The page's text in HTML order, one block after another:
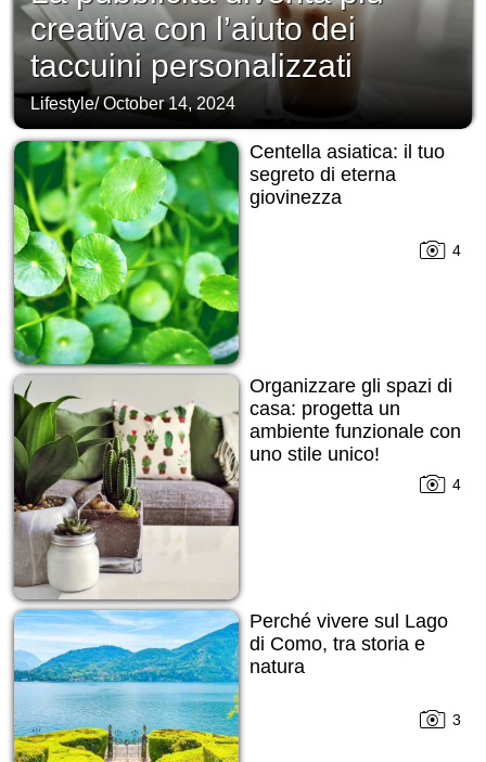
creativa con l’aiuto dei
taccuini personalizzati
Lifestyle/October 14, 2024
Centella asiatica: il tuo
segreto di eterna
giovinezza
4
Organizzare gli spazi di
casa: progetta un
ambiente funzionale con
uno stile unico!
4
Perché vivere sul Lago
di Como, tra storia e
natura
3